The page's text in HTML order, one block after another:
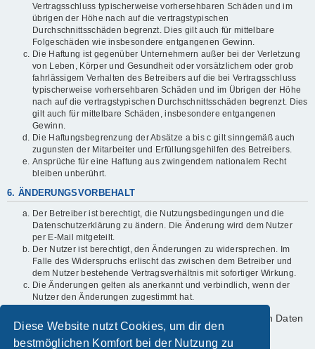
Diese Website nutzt Cookies, um dir den
bestmöglichen Komfort bei der Nutzung zu
Vertragsschluss typischerweise vorhersehbaren Schäden und im
übrigen der Höhe nach auf die vertragstypischen
Durchschnittsschäden begrenzt. Dies gilt auch für mittelbare
Folgeschäden wie insbesondere entgangenen Gewinn.
Die Haftung ist gegenüber Unternehmern außer bei der Verletzung
von Leben, Körper und Gesundheit oder vorsätzlichem oder grob
fahrlässigem Verhalten des Betreibers auf die bei Vertragsschluss
typischerweise vorhersehbaren Schäden und im Übrigen der Höhe
nach auf die vertragstypischen Durchschnittsschäden begrenzt. Dies
gilt auch für mittelbare Schäden, insbesondere entgangenen
Gewinn.
Die Haftungsbegrenzung der Absätze a bis c gilt sinngemäß auch
zugunsten der Mitarbeiter und Erfüllungsgehilfen des Betreibers.
Ansprüche für eine Haftung aus zwingendem nationalem Recht
bleiben unberührt.
6. ÄNDERUNGSVORBEHALT
Der Betreiber ist berechtigt, die Nutzungsbedingungen und die
Datenschutzerklärung zu ändern. Die Änderung wird dem Nutzer
per E-Mail mitgeteilt.
Der Nutzer ist berechtigt, den Änderungen zu widersprechen. Im
Falle des Widerspruchs erlischt das zwischen dem Betreiber und
dem Nutzer bestehende Vertragsverhältnis mit sofortiger Wirkung.
Die Änderungen gelten als anerkannt und verbindlich, wenn der
Nutzer den Änderungen zugestimmt hat.
Informationen über den Umgang mit deinen persönlichen Daten
sind in der Datenschutzerklärung enthalten.